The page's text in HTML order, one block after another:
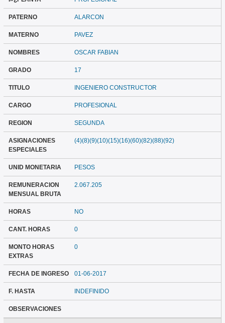
PATERNO ALARCON
MATERNO PAVEZ
NOMBRES OSCAR FABIAN
GRADO 17
TITULO INGENIERO CONSTRUCTOR
CARGO PROFESIONAL
REGION SEGUNDA
ASIGNACIONES
ESPECIALES
(4)(8)(9)(10)(15)(16)(60)(82)(88)(92)
UNID MONETARIA PESOS
REMUNERACION
MENSUAL BRUTA
2.067.205
HORAS NO
CANT. HORAS 0
MONTO HORAS
EXTRAS
0
FECHA DE INGRESO 01-06-2017
F. HASTA INDEFINIDO
OBSERVACIONES